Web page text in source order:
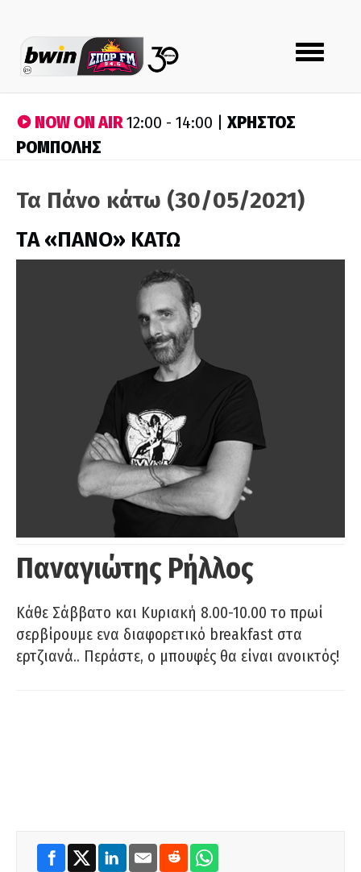
Toggle
navigation
NOW ON AIR12:00 - 14:00 | ΧΡΗΣΤΟΣ
ΡΟΜΠΟΛΗΣ
Τα Πάνο κάτω (30/05/2021)
ΤA «ΠΑΝΟ» ΚΑΤΩ
Παναγιώτης Ρήλλος
Κάθε Σάββατο και Κυριακή 8.00-10.00 το πρωί
σερβίρουμε ενα διαφορετικό breakfast στα
ερτζιανά.. Περάστε, ο μπουφές θα είναι ανοικτός!